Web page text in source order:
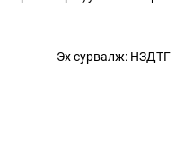
Эх сурвалж: НЗДТГ